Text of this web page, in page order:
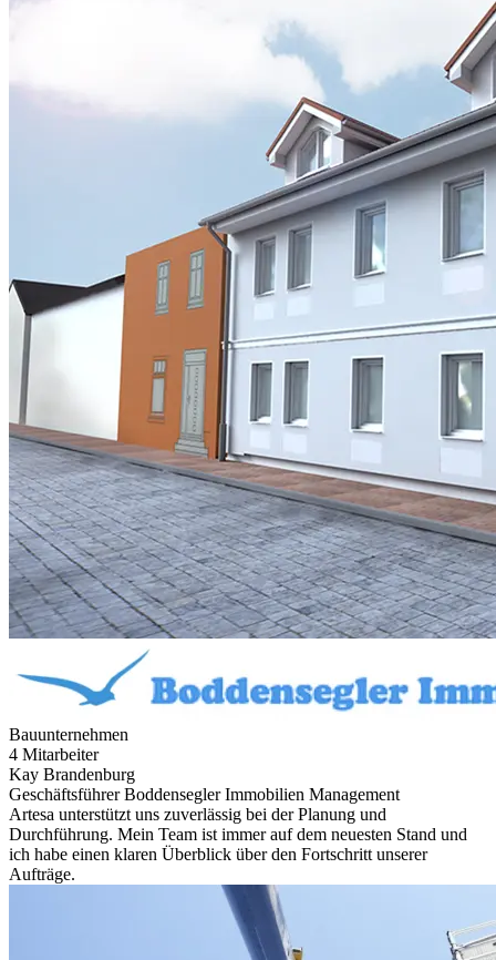
Bauunternehmen
4 Mitarbeiter
Kay Brandenburg
Geschäftsführer Boddensegler Immobilien Management
Artesa unterstützt uns zuverlässig bei der Planung und
Durchführung. Mein Team ist immer auf dem neuesten Stand und
ich habe einen klaren Überblick über den Fortschritt unserer
Aufträge.